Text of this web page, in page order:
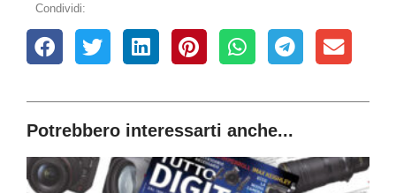
Condividi:
Potrebbero interessarti anche...